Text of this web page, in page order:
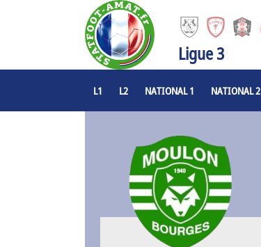
Ligue 3
L1 L2 NATIONAL 1 NATIONAL 2